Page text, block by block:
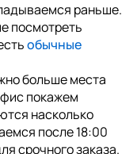
раньше.
посмотреть
обычные
больше места
покажем
насколько
после 18:00
срочного заказа.